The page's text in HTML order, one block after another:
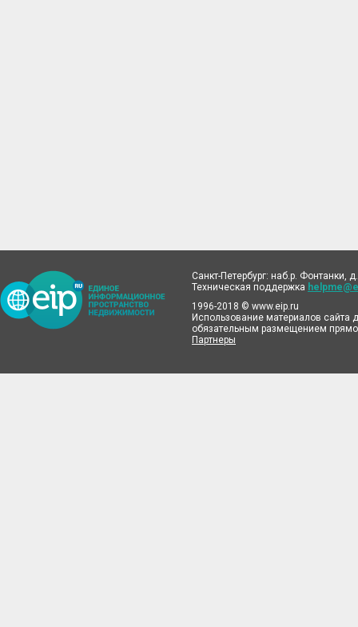
Санкт-Петербург: наб.р. Фонтанки,
Техническая поддержка
1996-2018 © www.eip.ru
Использование материалов сайта
обязательным размещением
Партнеры